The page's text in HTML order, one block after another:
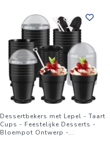
Dessertbekers met Lepel - Taart
Cups - Feestelijke Desserts -
Bloempot Ontwerp -...